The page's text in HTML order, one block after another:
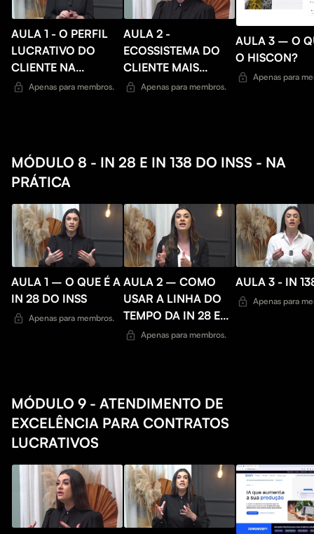
AULA 1 - O PERFIL
LUCRATIVO DO
CLIENTE NA
ADVOCACIA
Apenas para membros.
AULA 2 -
ECOSSISTEMA DO
CLIENTE MAIS
LUCRATIVO
Apenas para membros.
AULA 3 – O
O HISCON?
Apenas para
MÓDULO 8 - IN 28 E IN 138 DO INSS - NA
PRÁTICA
AULA 1 – O QUE É A
IN 28 DO INSS
Apenas para membros.
AULA 2 – COMO
USAR A LINHA DO
TEMPO DA IN 28 E
138 DO INSS
Apenas para membros.
AULA 3 - IN
Apenas para
MÓDULO 9 - ATENDIMENTO DE
EXCELÊNCIA PARA CONTRATOS
LUCRATIVOS